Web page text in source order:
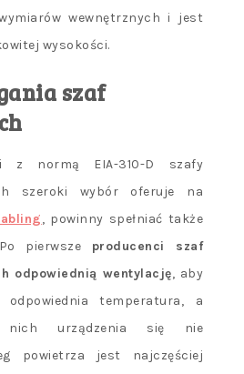
wewnętrznych i jest
wysokości.
szaf
z normą EIA-310-D szafy
szeroki wybór oferuje na
, powinny spełniać także
pierwsze producenci szaf
odpowiednią wentylację, aby
temperatura, a
nich urządzenia się nie
powietrza jest najczęściej